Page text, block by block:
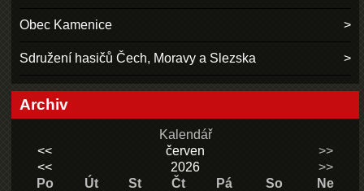
Obec Kamenice
Sdružení hasičů Čech, Moravy a Slezska
Archiv
Kalendář
<<
červen
>>
<<
2026
>>
Po
Út St Čt Pá So Ne